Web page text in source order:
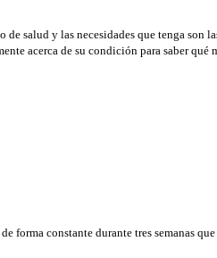
salud y las necesidades que tenga son
acerca de su condición para saber
constante durante tres semanas